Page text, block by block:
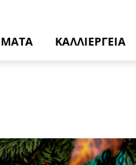
ΚΑΛΛΙΕΡΓΕΙΑ